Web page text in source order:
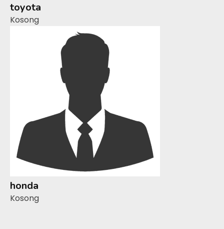
toyota
Kosong
honda
Kosong